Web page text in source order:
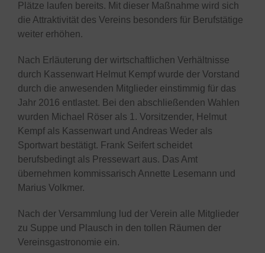
Plätze laufen bereits. Mit dieser Maßnahme wird sich
die Attraktivität des Vereins besonders für Berufstätige
weiter erhöhen.
Nach Erläuterung der wirtschaftlichen Verhältnisse
durch Kassenwart Helmut Kempf wurde der Vorstand
durch die anwesenden Mitglieder einstimmig für das
Jahr 2016 entlastet. Bei den abschließenden Wahlen
wurden Michael Röser als 1. Vorsitzender, Helmut
Kempf als Kassenwart und Andreas Weder als
Sportwart bestätigt. Frank Seifert scheidet
berufsbedingt als Pressewart aus. Das Amt
übernehmen kommissarisch Annette Lesemann und
Marius Volkmer.
Nach der Versammlung lud der Verein alle Mitglieder
zu Suppe und Plausch in den tollen Räumen der
Vereinsgastronomie ein.